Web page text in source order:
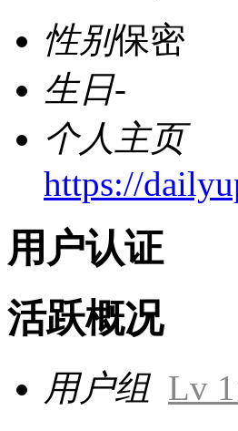
性别保密
生日-
个人主页
https://
用户认证
活跃概况
用户组 Lv